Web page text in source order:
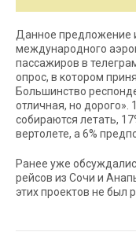
Данное предложение
международного
пассажиров в
опрос, в котором
Большинство
отличная, но
собираются летать,
вертолете, а 6%
Ранее уже
рейсов из Сочи и
этих проектов не был